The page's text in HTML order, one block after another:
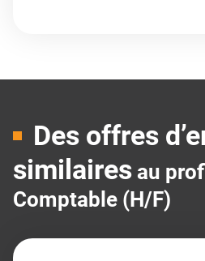
Des offres
similaires au
Comptable (H/F)